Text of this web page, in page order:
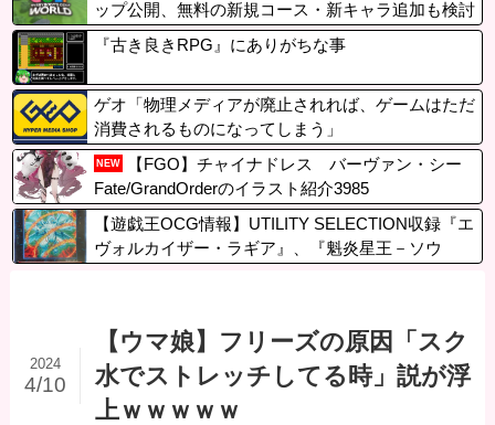
ップ公開、無料の新規コース・新キャラ追加も検討
中。※ユーザーアンケートも実施中（~8/19）PSSt
oreではセール中
『古き良きRPG』にありがちな事
ゲオ「物理メディアが廃止されれば、ゲームはただ
消費されるものになってしまう」
NEW
【FGO】チャイナドレス バーヴァン・シー
Fate/GrandOrderのイラスト紹介3985
【遊戯王OCG情報】UTILITY SELECTION収録『エ
ヴォルカイザー・ラギア』、『魁炎星王－ソウ
【ウマ娘】フリーズの原因「スク
水でストレッチしてる時」説が浮
上ｗｗｗｗｗ
2024
4/10